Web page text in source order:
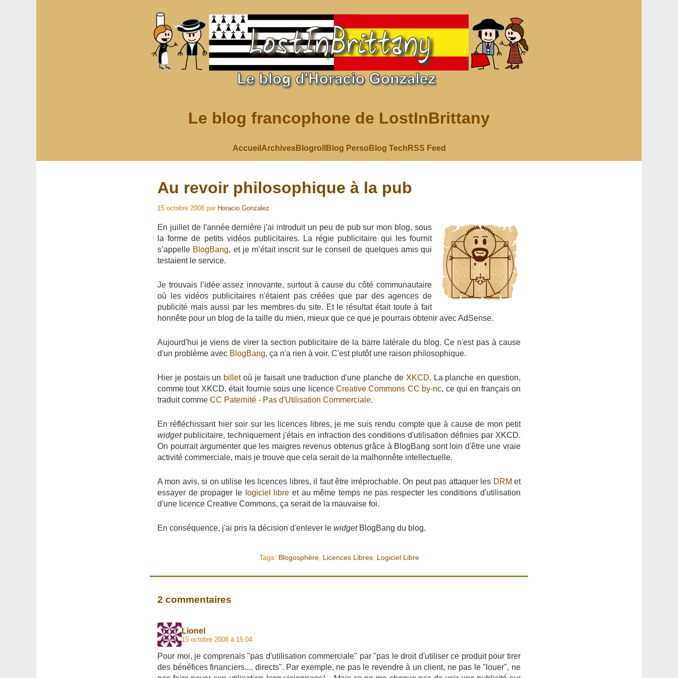
Le blog francophone de LostInBrittany
Accueil ArchivesBlogroll Blog Perso Blog Tech RSS Feed
Au revoir philosophique à la pub
15 octobre 2008 par Horacio Gonzalez
En juillet de l'année dernière j'ai introduit un peu de pub sur mon blog, sous
la forme de petits vidéos publicitaires. La régie publicitaire qui les fournit
s’appelle BlogBang, et je m’était inscrit sur le conseil de quelques amis qui
testaient le service.
Je trouvais l’idée assez innovante, surtout à cause du côté communautaire
où les vidéos publicitaires n'étaient pas créées que par des agences de
publicité mais aussi par les membres du site. Et le résultat était toute à fait
honnête pour un blog de la taille du mien, mieux que ce que je pourrais obtenir avec AdSense.
Aujourd'hui je viens de virer la section publicitaire de la barre latérale du blog. Ce n'est pas à cause
d'un problème avec BlogBang, ça n'a rien à voir. C'est plutôt une raison philosophique.
Hier je postais un billetoù je faisait une traduction d'une planche de XKCD. La planche en question,
comme tout XKCD, était fournie sous une licence Creative Commons CC by-nc, ce qui en français on
traduit comme CC Paternité - Pas d'Utilisation Commerciale.
En réfléchissant hier soir sur les licences libres, je me suis rendu compte que à cause de mon petit
widgetpublicitaire, techniquement j'étais en infraction des conditions d'utilisation définies par XKCD.
On pourrait argumenter que les maigres revenus obtenus grâce à BlogBang sont loin d'être une vraie
activité commerciale, mais je trouve que cela serait de la malhonnête intellectuelle.
A mon avis, si on utilise les licences libres, il faut être irréprochable. On peut pas attaquer les DRM et
essayer de propager le logiciel libre et au même temps ne pas respecter les conditions d'utilisation
d'une licence Creative Commons, ça serait de la mauvaise foi.
En conséquence, j'ai pris la décision d'enlever le widgetBlogBang du blog.
Tags: Blogosphère, Licences Libres, Logiciel Libre
2 commentaires
Lionel
15 octobre 2008 à 15:04
Pour moi, je comprenais "pas d'utilisation commerciale" par "pas le droit d'utiliser ce produit pour tirer
des bénéfices financiers.... directs". Par exemple, ne pas le revendre à un client, ne pas le "louer", ne